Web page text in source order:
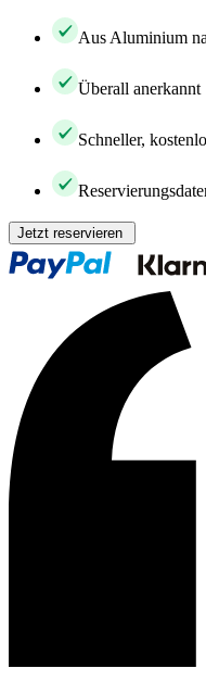
Aus Aluminium
Überall anerkannt
Schneller,
Jetzt reservieren